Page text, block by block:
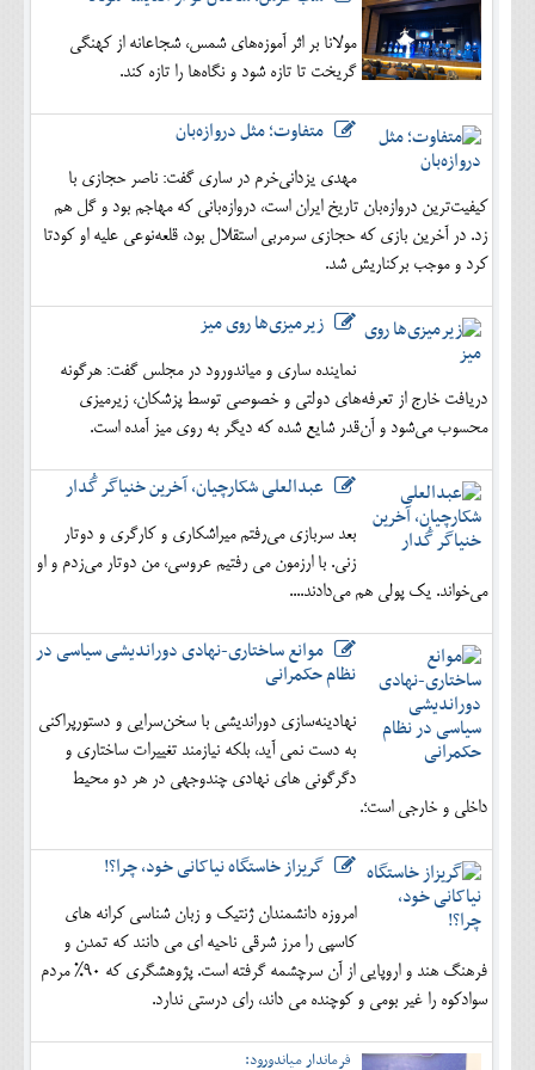
مولانا بر اثر آموزه‌های شمس، شجاعانه از کهنگی
گریخت تا تازه شود و نگاه‌ها را تازه کند.
متفاوت؛ مثل دروازه‌بان
مهدی یزدانی‌خرم در ساری گفت: ناصر حجازی با
کیفیت‌ترین دروازه‌بان تاریخ ایران است، دروازه‌بانی که مهاجم بود و گل هم
زد. در آخرین بازی که حجازی سرمربی استقلال بود، قلعه‌نوعی علیه او کودتا
کرد و موجب برکناریش شد.
زیرمیزی‌ها روی میز
نماینده ساری و میاندورود در مجلس گفت: هرگونه
دریافت خارج از تعرفه‌های دولتی و خصوصی توسط پزشکان، زیرمیزی
محسوب می‌شود و آن‌قدر شایع شده که دیگر به روی میز آمده است.
عبدالعلی شکارچیان، آخرین خنیاگر گُدار
بعد سربازی می‌رفتم میراشکاری و کارگری و دوتار
زنی. با ارزمون می رفتیم عروسی، من دوتار می‌زدم و او
می‌خواند. یک پولی هم می‌دادند....
موانع ساختاری-نهادی دوراندیشی سیاسی در
نظام حکمرانی
نهادینه‌سازی دوراندیشی با سخن‌سرایی و دستورپراکنی
به دست نمی آید، بلکه نیازمند تغییرات ساختاری و
دگرگونی های نهادی چندوجهی در هر دو محیط
داخلی و خارجی است؛.
گریزاز خاستگاه نیاکانی خود، چرا؟!
امروزه دانشمندان ژنتیک و زبان شناسی کرانه های
کاسپی را مرز شرقی ناحیه ای می دانند که تمدن و
فرهنگ هند و اروپایی از آن سرچشمه گرفته است. پژوهشگری که 90% مردم
سوادکوه را غیر بومی و کوچنده می داند، رای درستی ندارد.
فرماندار میاندورود: